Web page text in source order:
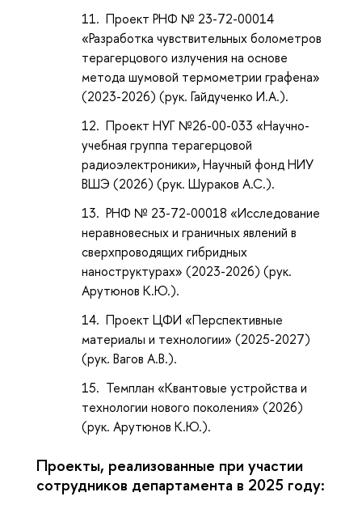
Проект РНФ № 23-72-00014
«Разработка чувствительных болометров
терагерцового излучения на основе
метода шумовой термометрии графена»
(2023-2026) (рук. Гайдученко И.А.).
Проект НУГ №26-00-033 «Научно-
учебная группа терагерцовой
радиоэлектроники», Научный фонд НИУ
ВШЭ (2026) (рук. Шураков А.С.).
РНФ № 23-72-00018 «Исследование
неравновесных и граничных явлений в
сверхпроводящих гибридных
наноструктурах» (2023-2026) (рук.
Арутюнов К.Ю.).
Проект ЦФИ «Перспективные
материалы и технологии» (2025-2027)
(рук. Вагов А.В.).
Темплан «Квантовые устройства и
технологии нового поколения» (2026)
(рук. Арутюнов К.Ю.).
Проекты, реализованные при участии
сотрудников департамента в 2025 году: